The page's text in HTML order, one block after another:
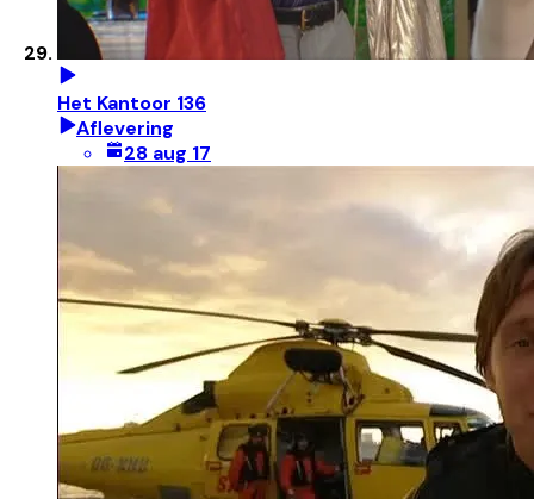
Het Kantoor 136
Aflevering
28 aug 17